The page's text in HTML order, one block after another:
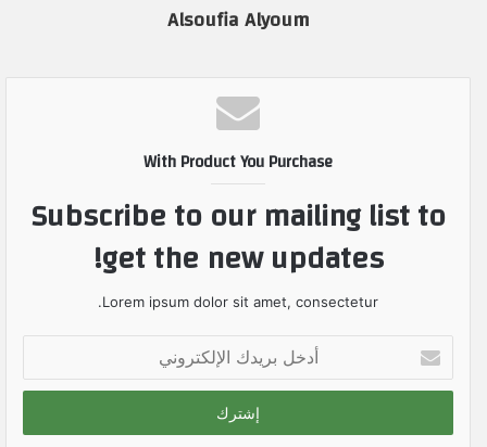
Alsoufia Alyoum
With Product You Purchase
Subscribe to our mailing list to
get the new updates!
Lorem ipsum dolor sit amet, consectetur.
خ
ب